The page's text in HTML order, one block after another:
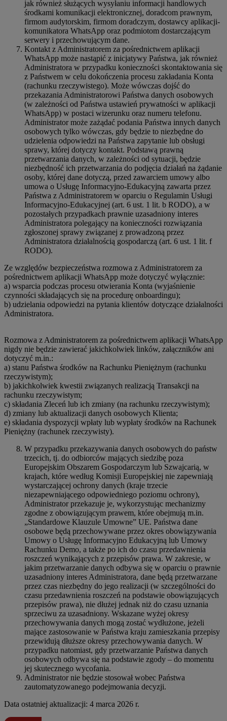
jak również służących wysyłaniu informacji handlowych
środkami komunikacji elektronicznej, doradcom prawnym,
firmom audytorskim, firmom doradczym, dostawcy aplikacji-
komunikatora WhatsApp oraz podmiotom dostarczającym
serwery i przechowującym dane.
Kontakt z Administratorem za pośrednictwem aplikacji
WhatsApp może nastąpić z inicjatywy Państwa, jak również
Administratora w przypadku konieczności skontaktowania się
z Państwem w celu dokończenia procesu zakładania Konta
(rachunku rzeczywistego). Może wówczas dojść do
przekazania Administratorowi Państwa danych osobowych
(w zależności od Państwa ustawień prywatności w aplikacji
WhatsApp) w postaci wizerunku oraz numeru telefonu.
Administrator może zażądać podania Państwa innych danych
osobowych tylko wówczas, gdy będzie to niezbędne do
udzielenia odpowiedzi na Państwa zapytanie lub obsługi
sprawy, której dotyczy kontakt. Podstawą prawną
przetwarzania danych, w zależności od sytuacji, będzie
niezbędność ich przetwarzania do podjęcia działań na żądanie
osoby, której dane dotyczą, przed zawarciem umowy albo
umowa o Usługę Informacyjno-Edukacyjną zawarta przez
Państwa z Administratorem w oparciu o Regulamin Usługi
Informacyjno-Edukacyjnej (art. 6 ust. 1 lit. b RODO), a w
pozostałych przypadkach prawnie uzasadniony interes
Administratora polegający na konieczności rozwiązania
zgłoszonej sprawy związanej z prowadzoną przez
Administratora działalnością gospodarczą (art. 6 ust. 1 lit. f
RODO).
Ze względów bezpieczeństwa rozmowa z Administratorem za
pośrednictwem aplikacji WhatsApp może dotyczyć wyłącznie:
a) wsparcia podczas procesu otwierania Konta (wyjaśnienie
czynności składających się na procedurę onboardingu);
b) udzielania odpowiedzi na pytania klientów dotyczące działalności
Administratora.
Rozmowa z Administratorem za pośrednictwem aplikacji WhatsApp
nigdy nie będzie zawierać jakichkolwiek linków, załączników ani
dotyczyć m.in.:
a) stanu Państwa środków na Rachunku Pieniężnym (rachunku
rzeczywistym);
b) jakichkolwiek kwestii związanych realizacją Transakcji na
rachunku rzeczywistym;
c) składania Zleceń lub ich zmiany (na rachunku rzeczywistym);
d) zmiany lub aktualizacji danych osobowych Klienta;
e) składania dyspozycji wpłaty lub wypłaty środków na Rachunek
Pieniężny (rachunek rzeczywisty).
W przypadku przekazywania danych osobowych do państw
trzecich, tj. do odbiorców mających siedzibę poza
Europejskim Obszarem Gospodarczym lub Szwajcarią, w
krajach, które według Komisji Europejskiej nie zapewniają
wystarczającej ochrony danych (kraje trzecie
niezapewniającego odpowiedniego poziomu ochrony),
Administrator przekazuje je, wykorzystując mechanizmy
zgodne z obowiązującym prawem, które obejmują m.in.
„Standardowe Klauzule Umowne” UE. Państwa dane
osobowe będą przechowywane przez okres obowiązywania
Umowy o Usługę Informacyjno Edukacyjną lub Umowy
Rachunku Demo, a także po ich do czasu przedawnienia
roszczeń wynikających z przepisów prawa. W zakresie, w
jakim przetwarzanie danych odbywa się w oparciu o prawnie
uzasadniony interes Administratora, dane będą przetwarzane
przez czas niezbędny do jego realizacji (w szczególności do
czasu przedawnienia roszczeń na podstawie obowiązujących
przepisów prawa), nie dłużej jednak niż do czasu uznania
sprzeciwu za uzasadniony. Wskazane wyżej okresy
przechowywania danych mogą zostać wydłużone, jeżeli
mające zastosowanie w Państwa kraju zamieszkania przepisy
przewidują dłuższe okresy przechowywania danych. W
przypadku natomiast, gdy przetwarzanie Państwa danych
osobowych odbywa się na podstawie zgody – do momentu
jej skutecznego wycofania.
Administrator nie będzie stosował wobec Państwa
zautomatyzowanego podejmowania decyzji.
Data ostatniej aktualizacji: 4 marca 2026 r.